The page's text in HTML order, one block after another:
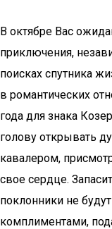
В октябре Вас
приключения,
поисках спутника
в романтических
года для знака
голову открывать
кавалером,
свое сердце.
поклонники не
комплиментами,